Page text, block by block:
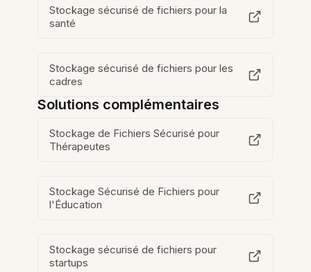
Stockage sécurisé de fichiers pour la
santé
Stockage sécurisé de fichiers pour les
cadres
Solutions complémentaires
Stockage de Fichiers Sécurisé pour
Thérapeutes
Stockage Sécurisé de Fichiers pour
l'Éducation
Stockage sécurisé de fichiers pour
startups